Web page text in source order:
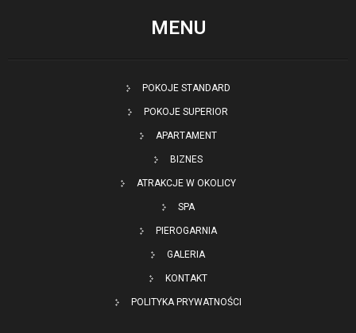
MENU
POKOJE STANDARD
POKOJE SUPERIOR
APARTAMENT
BIZNES
ATRAKCJE W OKOLICY
SPA
PIEROGARNIA
GALERIA
KONTAKT
POLITYKA PRYWATNOŚCI